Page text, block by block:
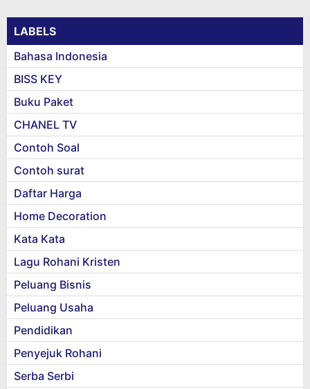
LABELS
Bahasa Indonesia
BISS KEY
Buku Paket
CHANEL TV
Contoh Soal
Contoh surat
Daftar Harga
Home Decoration
Kata Kata
Lagu Rohani Kristen
Peluang Bisnis
Peluang Usaha
Pendidikan
Penyejuk Rohani
Serba Serbi